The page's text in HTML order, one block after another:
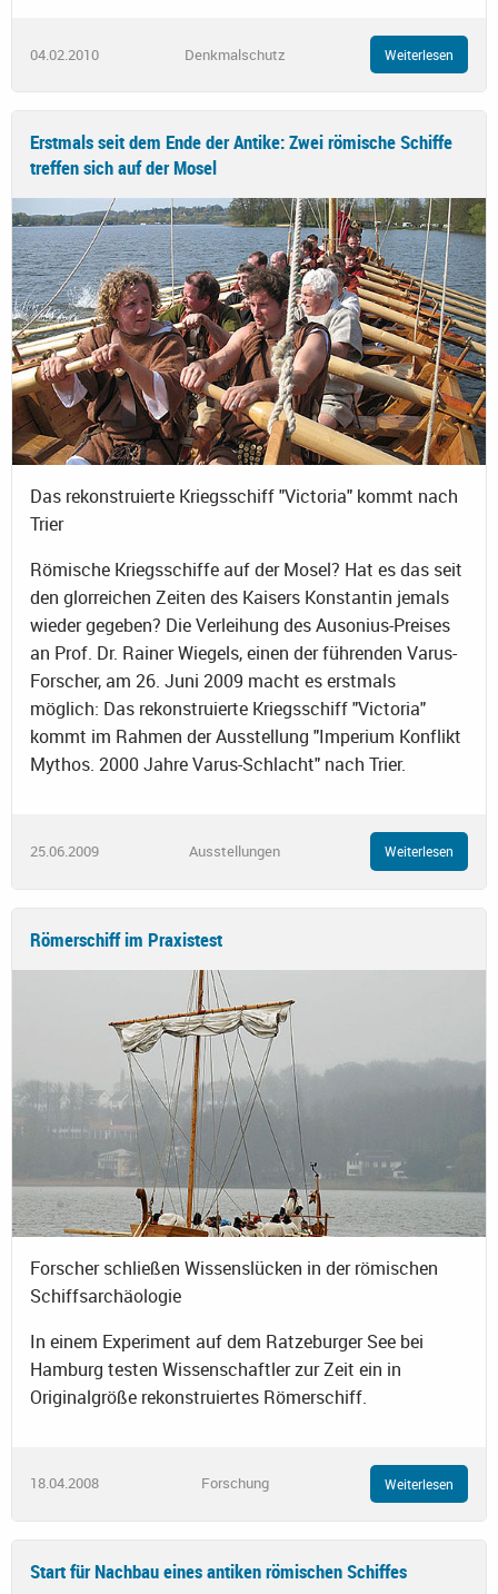
04.02.2010 Denkmalschutz Weiterlesen
Erstmals seit dem Ende der Antike: Zwei römische Schiffe
treffen sich auf der Mosel
Das rekonstruierte Kriegsschiff "Victoria" kommt nach
Trier
Römische Kriegsschiffe auf der Mosel? Hat es das seit
den glorreichen Zeiten des Kaisers Konstantin jemals
wieder gegeben? Die Verleihung des Ausonius-Preises
an Prof. Dr. Rainer Wiegels, einen der führenden Varus-
Forscher, am 26. Juni 2009 macht es erstmals
möglich: Das rekonstruierte Kriegsschiff "Victoria"
kommt im Rahmen der Ausstellung "Imperium Konflikt
Mythos. 2000 Jahre Varus-Schlacht" nach Trier.
25.06.2009 Ausstellungen Weiterlesen
Römerschiff im Praxistest
Forscher schließen Wissenslücken in der römischen
Schiffsarchäologie
In einem Experiment auf dem Ratzeburger See bei
Hamburg testen Wissenschaftler zur Zeit ein in
Originalgröße rekonstruiertes Römerschiff.
18.04.2008 Forschung Weiterlesen
Start für Nachbau eines antiken römischen Schiffes